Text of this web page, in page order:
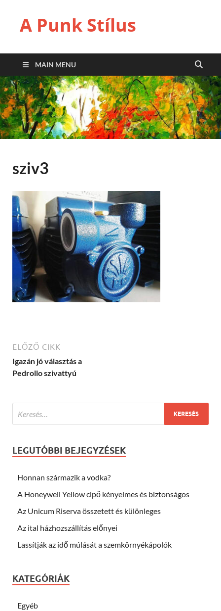
A Punk Stílus
MAIN MENU
sziv3
ELŐZŐ CIKK
Igazán jó választás a
Pedrollo szivattyú
LEGUTÓBBI BEJEGYZÉSEK
Honnan származik a vodka?
A Honeywell Yellow cipő kényelmes és biztonságos
Az Unicum Riserva összetett és különleges
Az ital házhozszállítás előnyei
Lassítják az idő múlását a szemkörnyékápolók
KATEGÓRIÁK
Egyéb